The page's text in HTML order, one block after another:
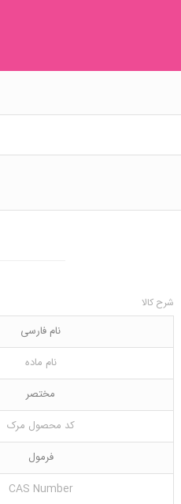
شرح کالا
نام فارسی
نام ماده
مختصر
کد محصول مرک
فرمول
CAS Number